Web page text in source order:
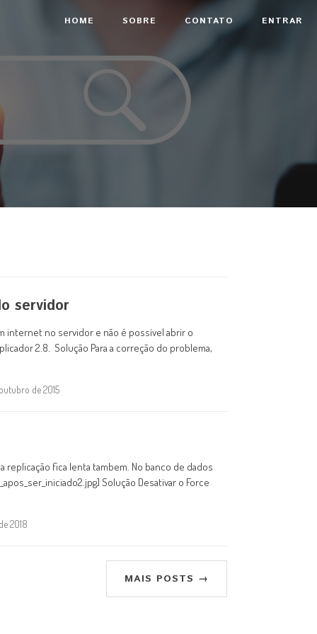
HOME SOBRE CONTATO ENTRAR
servidor
internet no servidor e não é possível abrir o
2.8. Solução Para a correção do problema,
de 2015
replicação fica lenta tambem. No banco de dados
Solução Desativar o Force
2018
MAIS POSTS →